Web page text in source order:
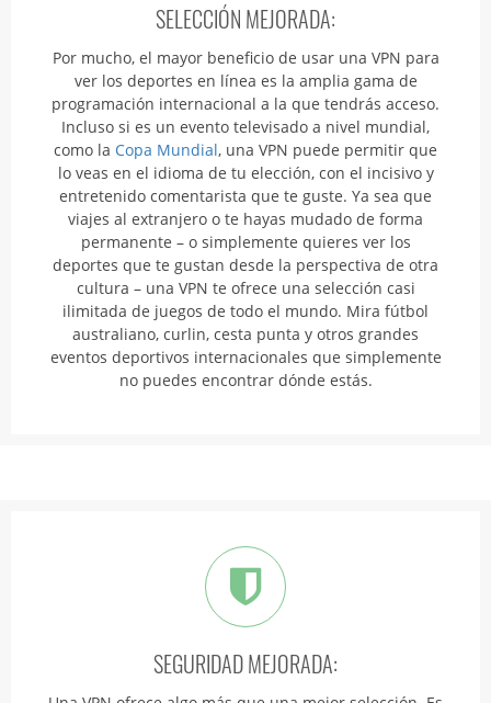
SELECCIÓN MEJORADA:
Por mucho, el mayor beneficio de usar una VPN para
ver los deportes en línea es la amplia gama de
programación internacional a la que tendrás acceso.
Incluso si es un evento televisado a nivel mundial,
como la Copa Mundial, una VPN puede permitir que
lo veas en el idioma de tu elección, con el incisivo y
entretenido comentarista que te guste. Ya sea que
viajes al extranjero o te hayas mudado de forma
permanente – o simplemente quieres ver los
deportes que te gustan desde la perspectiva de otra
cultura – una VPN te ofrece una selección casi
ilimitada de juegos de todo el mundo. Mira fútbol
australiano, curlin, cesta punta y otros grandes
eventos deportivos internacionales que simplemente
no puedes encontrar dónde estás.
SEGURIDAD MEJORADA: